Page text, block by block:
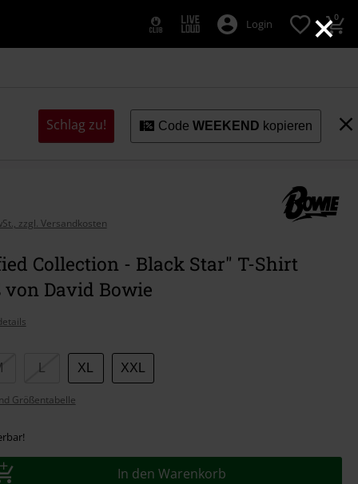
×
Login 0
Schlag zu! CodeWEEKEND kopieren
zzgl. Versandkosten
Collection - Black Star" T-Shirt
David Bowie
XL XXL
Größentabelle
In den Warenkorb